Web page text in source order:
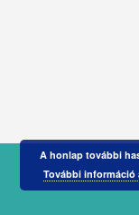
A honlap további
További információ